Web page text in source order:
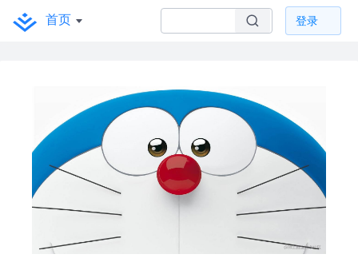
首页 登录